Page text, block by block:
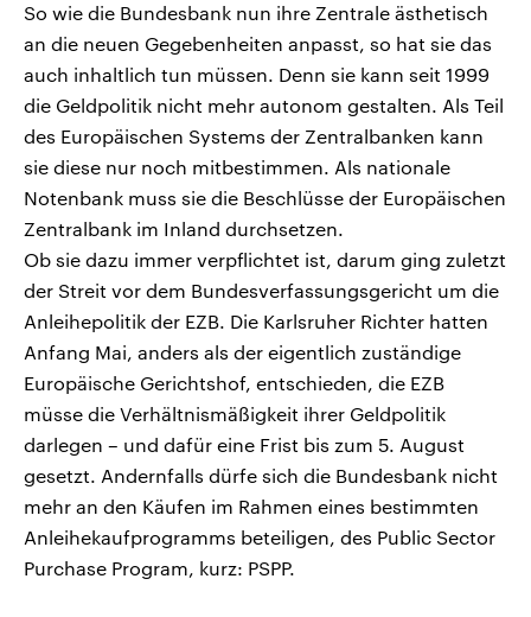
So wie die Bundesbank nun ihre Zentrale ästhetisch
an die neuen Gegebenheiten anpasst, so hat sie das
auch inhaltlich tun müssen. Denn sie kann seit 1999
die Geldpolitik nicht mehr autonom gestalten. Als Teil
des Europäischen Systems der Zentralbanken kann
sie diese nur noch mitbestimmen. Als nationale
Notenbank muss sie die Beschlüsse der Europäischen
Zentralbank im Inland durchsetzen.
Ob sie dazu immer verpflichtet ist, darum ging zuletzt
der Streit vor dem Bundesverfassungsgericht um die
Anleihepolitik der EZB. Die Karlsruher Richter hatten
Anfang Mai, anders als der eigentlich zuständige
Europäische Gerichtshof, entschieden, die EZB
müsse die Verhältnismäßigkeit ihrer Geldpolitik
darlegen – und dafür eine Frist bis zum 5. August
gesetzt. Andernfalls dürfe sich die Bundesbank nicht
mehr an den Käufen im Rahmen eines bestimmten
Anleihekaufprogramms beteiligen, des Public Sector
Purchase Program, kurz: PSPP.